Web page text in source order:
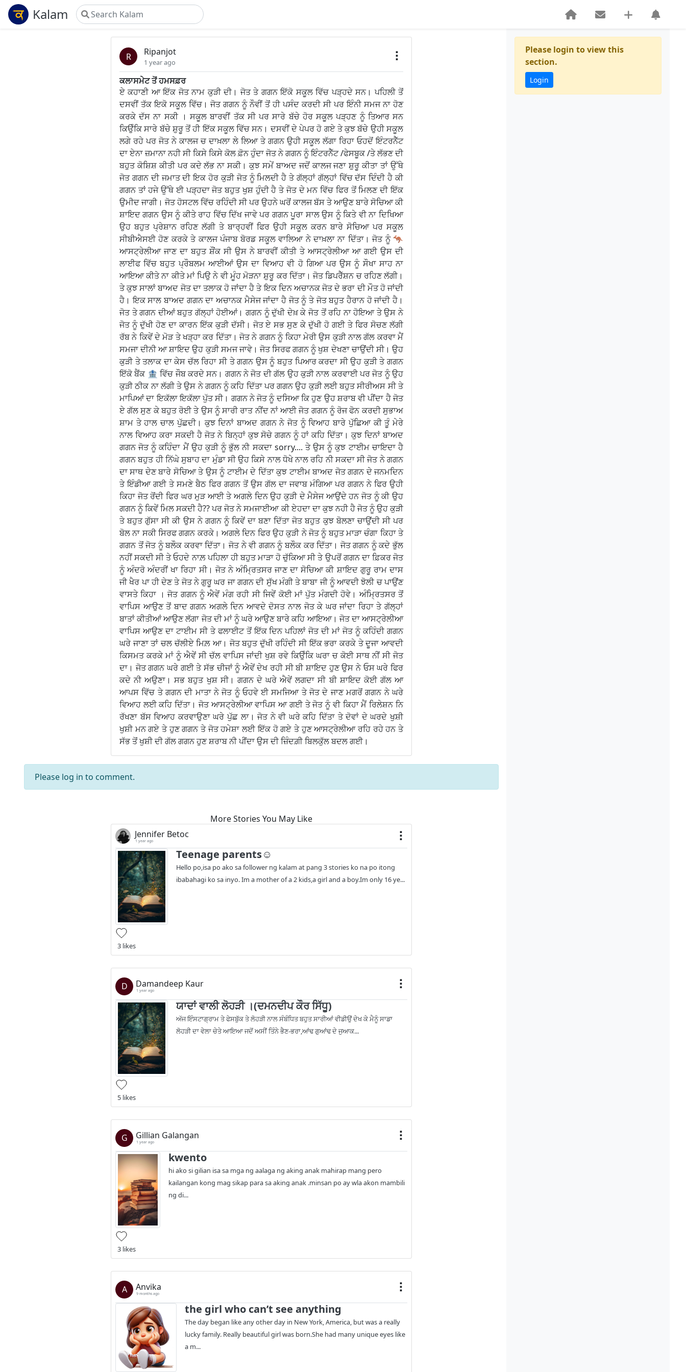
Kalam
R Ripanjot
1 year ago
ਕਲਾਸਮੇਟ ਤੋਂ ਹਮਸਫ਼ਰ
ਏ ਕਹਾਣੀ ਆ ਇੱਕ ਜੋਤ ਨਾਮ ਕੁੜੀ ਦੀ। ਜੋਤ ਤੇ ਗਗਨ ਇੱਕੋ ਸਕੂਲ ਵਿੱਚ ਪੜ੍ਹਦੇ ਸਨ। ਪਹਿਲੀ ਤੋਂ
ਦਸਵੀਂ ਤੱਕ ਇਕੋ ਸਕੂਲ ਵਿੱਚ। ਜੋਤ ਗਗਨ ਨੂੰ ਨੌਵੀਂ ਤੋਂ ਹੀ ਪਸੰਦ ਕਰਦੀ ਸੀ ਪਰ ਇੰਨੀ ਸਮਜ ਨਾ ਹੋਣ
ਕਰਕੇ ਦੱਸ ਨਾ ਸਕੀ । ਸਕੂਲ ਬਾਰਵੀਂ ਤੱਕ ਸੀ ਪਰ ਸਾਰੇ ਬੱਚੇ ਹੋਰ ਸਕੂਲ ਪੜ੍ਹਣ ਨੂੰ ਤਿਆਰ ਸਨ
ਕਿਉੰਕਿ ਸਾਰੇ ਬੱਚੇ ਸ਼ੁਰੂ ਤੋਂ ਹੀ ਇੱਕ ਸਕੂਲ ਵਿੱਚ ਸਨ। ਦਸਵੀਂ ਦੇ ਪੇਪਰ ਹੋ ਗਏ ਤੇ ਕੁਝ ਬੱਚੇ ਉਹੀ ਸਕੂਲ
ਲਗੇ ਰਹੇ ਪਰ ਜੋਤ ਨੇ ਕਾਲਜ ਚ ਦਾਖ਼ਲਾ ਲੇ ਲਿਆ ਤੇ ਗਗਨ ਉਹੀ ਸਕੂਲ ਲੱਗਾ ਰਿਹਾ ਓਹਦੋਂ ਇੰਟਰਨੈੱਟ
ਦਾ ਏਨਾ ਜ਼ਮਾਨਾ ਨਹੀ ਸੀ ਕਿਸੇ ਕਿਸੇ ਕੋਲ ਫ਼ੋਨ ਹੁੰਦਾ ਜੋਤ ਨੇ ਗਗਨ ਨੂੰ ਇੰਟਰਨੈੱਟ /ਫੇਸਬੂਕ /ਤੇ ਲੱਭਣ ਦੀ
ਬਹੁਤ ਕੋਸ਼ਿਸ਼ ਕੀਤੀ ਪਰ ਕਦੇ ਲੱਭ ਨਾ ਸਕੀ। ਕੁਝ ਸਮੇਂ ਬਾਅਦ ਜਦੋਂ ਕਾਲਜ ਜਣਾ ਸ਼ੁਰੂ ਕੀਤਾ ਤਾਂ ਉੱਥੇ
ਜੋਤ ਗਗਨ ਦੀ ਜਮਾਤ ਦੀ ਇਕ ਹੋਰ ਕੁੜੀ ਜੋਤ ਨੂੰ ਮਿਲਦੀ ਹੈ ਤੇ ਗੱਲ੍ਹਾਂ ਗੱਲ੍ਹਾਂ ਵਿੱਚ ਦੱਸ ਦਿੰਦੀ ਹੈ ਕੀ
ਗਗਨ ਤਾਂ ਹਜੇ ਉੱਥੇ ਈ ਪੜ੍ਹਦਾ ਜੋਤ ਬਹੁਤ ਖੁਸ਼ ਹੁੰਦੀ ਹੈ ਤੇ ਜੋਤ ਦੇ ਮਨ ਵਿੱਚ ਫਿਰ ਤੋਂ ਮਿਲਣ ਦੀ ਇੱਕ
ਉਮੀਦ ਜਾਗੀ। ਜੋਤ ਹੋਸਟਲ ਵਿੱਚ ਰਹਿੰਦੀ ਸੀ ਪਰ ਉਹਨੇ ਘਰੋਂ ਕਾਲਜ ਬੱਸ ਤੇ ਆਉਣ ਬਾਰੇ ਸੋਚਿਆ ਕੀ
ਸ਼ਾਇਦ ਗਗਨ ਉਸ ਨੂੰ ਕੀਤੇ ਰਾਹ ਵਿੱਚ ਦਿੱਖ ਜਾਵੇ ਪਰ ਗਗਨ ਪੂਰਾ ਸਾਲ ਉਸ ਨੂੰ ਕਿਤੇ ਵੀ ਨਾ ਦਿਖਿਆ
ਉਹ ਬਹੁਤ ਪ੍ਰੇਸ਼ਾਨ ਰਹਿਣ ਲੱਗੀ ਤੇ ਬਾਰ੍ਹਵੀਂ ਫਿਰ ਉਹੀ ਸਕੂਲ ਕਰਨ ਬਾਰੇ ਸੋਚਿਆ ਪਰ ਸਕੂਲ
ਸੀਬੀਐਸਈ ਹੋਣ ਕਰਕੇ ਤੇ ਕਾਲਜ ਪੰਜਾਬ ਬੋਰਡ ਸਕੂਲ ਵਾਲਿਆ ਨੇ ਦਾਖ਼ਲਾ ਨਾ ਦਿੱਤਾ। ਜੋਤ ਨੂੰ 🦘
ਆਸਟ੍ਰੇਲੀਆ ਜਾਣ ਦਾ ਬਹੁਤ ਸ਼ੌਂਕ ਸੀ ਉਸ ਨੇ ਬਾਰਵੀਂ ਕੀਤੀ ਤੇ ਆਸਟ੍ਰੇਲੀਆ ਆ ਗਈ ਉਸ ਦੀ
ਲਾਈਫ ਵਿੱਚ ਬਹੁਤ ਪ੍ਰੌਬਲਮ ਆਈਆਂ ਉਸ ਦਾ ਵਿਆਹ ਵੀ ਹੋ ਗਿਆ ਪਰ ਉਸ ਨੂੰ ਸੌਖਾ ਸਾਹ ਨਾ
ਆਇਆ ਕੀਤੇ ਨਾ ਕੀਤੇ ਮਾਂ ਪਿਉ ਨੇ ਵੀ ਮੂੰਹ ਮੋੜਨਾ ਸ਼ੁਰੂ ਕਰ ਦਿੱਤਾ। ਜੋਤ ਡਿਪਰੈੱਸ਼ਨ ਚ ਰਹਿਣ ਲੱਗੀ।
ਤੇ ਕੁਝ ਸਾਲਾਂ ਬਾਅਦ ਜੋਤ ਦਾ ਤਲਾਕ ਹੋ ਜਾਂਦਾ ਹੈ ਤੇ ਇਕ ਦਿਨ ਅਚਾਨਕ ਜੋਤ ਦੇ ਭਰਾ ਦੀ ਮੌਤ ਹੋ ਜਾਂਦੀ
ਹੈ। ਇਕ ਸਾਲ ਬਾਅਦ ਗਗਨ ਦਾ ਅਚਾਨਕ ਮੈਸੇਜ ਜਾਂਦਾ ਹੈ ਜੋਤ ਨੂੰ ਤੇ ਜੋਤ ਬਹੁਤ ਹੈਰਾਨ ਹੋ ਜਾਂਦੀ ਹੈ।
ਜੋਤ ਤੇ ਗਗਨ ਦੀਆਂ ਬਹੁਤ ਗੱਲ੍ਹਾਂ ਹੋਈਆਂ। ਗਗਨ ਨੂੰ ਦੁੱਖੀ ਦੇਖ਼ ਕੇ ਜੋਤ ਤੋਂ ਰਹਿ ਨਾ ਹੋਇਆ ਤੇ ਉਸ ਨੇ
ਜੋਤ ਨੂੰ ਦੁੱਖੀ ਹੋਣ ਦਾ ਕਾਰਨ ਇੱਕ ਕੁੜੀ ਦੱਸੀ। ਜੋਤ ਏ ਸਭ ਸੁਣ ਕੇ ਦੁੱਖੀ ਹੋ ਗਈ ਤੇ ਫਿਰ ਸੋਚਣ ਲੱਗੀ
ਰੱਬ ਨੇ ਕਿਵੇਂ ਦੇ ਮੋੜ ਤੇ ਖੜ੍ਹਾ ਕਰ ਦਿੱਤਾ। ਜੋਤ ਨੇ ਗਗਨ ਨੂੰ ਕਿਹਾ ਮੇਰੀ ਉਸ ਕੁੜੀ ਨਾਲ ਗੱਲ ਕਰਵਾ ਮੈਂ
ਸਮਜਾ ਦੀਨੀ ਆ ਸ਼ਾਇਦ ਉਹ ਕੁੜੀ ਸਮਜ ਜਾਵੇ। ਜੋਤ ਸਿਰਫ ਗਗਨ ਨੂੰ ਖੁਸ਼ ਦੇਖਣਾ ਚਾਉਂਦੀ ਸੀ। ਉਹ
ਕੁੜੀ ਤੇ ਤਲਾਕ ਦਾ ਕੇਸ ਚੱਲ ਰਿਹਾ ਸੀ ਤੇ ਗਗਨ ਉਸ ਨੂੰ ਬਹੁਤ ਪਿਆਰ ਕਰਦਾ ਸੀ ਉਹ ਕੁੜੀ ਤੇ ਗਗਨ
ਇੱਕੋ ਬੈਂਕ 🏦 ਵਿੱਚ ਜੌਬ ਕਰਦੇ ਸਨ। ਗਗਨ ਨੇ ਜੋਤ ਦੀ ਗੱਲ ਉਹ ਕੁੜੀ ਨਾਲ ਕਰਵਾਈ ਪਰ ਜੋਤ ਨੂੰ ਉਹ
ਕੁੜੀ ਠੀਕ ਨਾ ਲੱਗੀ ਤੇ ਉਸ ਨੇ ਗਗਨ ਨੂੰ ਕਹਿ ਦਿੱਤਾ ਪਰ ਗਗਨ ਉਹ ਕੁੜੀ ਲਈ ਬਹੁਤ ਸੀਰੀਅਸ ਸੀ ਤੇ
ਮਾਪਿਆਂ ਦਾ ਇਕੱਲਾ ਇਕੱਲਾ ਪੁੱਤ ਸੀ। ਗਗਨ ਨੇ ਜੋਤ ਨੂੰ ਦਸਿਆ ਕਿ ਹੁਣ ਉਹ ਸ਼ਰਾਬ ਵੀ ਪੀਂਦਾ ਹੈ ਜੋਤ
ਏ ਗੱਲ ਸੁਣ ਕੇ ਬਹੁਤ ਰੋਈ ਤੇ ਉਸ ਨੂੰ ਸਾਰੀ ਰਾਤ ਨੀਂਦ ਨਾਂ ਆਈ ਜੋਤ ਗਗਨ ਨੂੰ ਰੋਜ ਫੋਨ ਕਰਦੀ ਸੁਭਾਅ
ਸ਼ਾਮ ਤੇ ਹਾਲ ਚਾਲ ਪੁੱਛਦੀ। ਕੁਝ ਦਿਨਾਂ ਬਾਅਦ ਗਗਨ ਨੇ ਜੋਤ ਨੂੰ ਵਿਆਹ ਬਾਰੇ ਪੁੱਛਿਆ ਕੀ ਤੂੰ ਮੇਰੇ
ਨਾਲ ਵਿਆਹ ਕਰਾ ਸਕਦੀ ਹੈ ਜੋਤ ਨੇ ਬਿਨ੍ਹਾਂ ਕੁਝ ਸੋਚੇ ਗਗਨ ਨੂੰ ਹਾਂ ਕਹਿ ਦਿੱਤਾ। ਕੁਝ ਦਿਨਾਂ ਬਾਅਦ
ਗਗਨ ਜੋਤ ਨੂੰ ਕਹਿੰਦਾ ਮੈਂ ਉਹ ਕੁੜੀ ਨੂੰ ਭੁੱਲ ਨੀ ਸਕਦਾ sorry.... ਤੇ ਉਸ ਨੂੰ ਕੁਝ ਟਾਈਮ ਚਾਇਦਾ ਹੈ
ਗਗਨ ਬਹੁਤ ਹੀ ਨਿੱਘੇ ਸੁਬਾਹ ਦਾ ਮੁੰਡਾ ਸੀ ਉਹ ਕਿਸੇ ਨਾਲ ਧੋਖੇ ਨਾਲ ਰਹਿ ਨੀ ਸਕਦਾ ਸੀ ਜੋਤ ਨੇ ਗਗਨ
ਦਾ ਸਾਥ ਦੇਣ ਬਾਰੇ ਸੋਚਿਆ ਤੇ ਉਸ ਨੂੰ ਟਾਈਮ ਦੇ ਦਿੱਤਾ ਕੁਝ ਟਾਈਮ ਬਾਅਦ ਜੋਤ ਗਗਨ ਦੇ ਜਨਮਦਿਨ
ਤੇ ਇੰਡੀਆ ਗਈ ਤੇ ਸਮਣੇ ਬੈਠ ਫਿਰ ਗਗਨ ਤੋਂ ਉਸ ਗੱਲ ਦਾ ਜਵਾਬ ਮੰਗਿਆ ਪਰ ਗਗਨ ਨੇ ਫਿਰ ਉਹੀ
ਕਿਹਾ ਜੋਤ ਰੋਂਦੀ ਫਿਰ ਘਰ ਮੁੜ ਆਈ ਤੇ ਅਗਲੇ ਦਿਨ ਉਹ ਕੁੜੀ ਦੇ ਮੈਸੇਜ ਆਉਂਦੇ ਹਨ ਜੋਤ ਨੂੰ ਕੀ ਉਹ
ਗਗਨ ਨੂੰ ਕਿਵੇਂ ਮਿਲ ਸਕਦੀ ਹੈ?? ਪਰ ਜੋਤ ਨੇ ਸਮਜਾਈਆ ਕੀ ਏਹਦਾ ਦਾ ਕੁਝ ਨਹੀ ਹੈ ਜੋਤ ਨੂੰ ਉਹ ਕੁੜੀ
ਤੇ ਬਹੁਤ ਗੁੱਸਾ ਸੀ ਕੀ ਉਸ ਨੇ ਗਗਨ ਨੂੰ ਕਿਵੇਂ ਦਾ ਬਣਾ ਦਿੱਤਾ ਜੋਤ ਬਹੁਤ ਕੁਝ ਬੋਲਣਾ ਚਾਉਂਦੀ ਸੀ ਪਰ
ਬੋਲ ਨਾ ਸਕੀ ਸਿਰਫ ਗਗਨ ਕਰਕੇ। ਅਗਲੇ ਦਿਨ ਫਿਰ ਉਹ ਕੁੜੀ ਨੇ ਜੋਤ ਨੂੰ ਬਹੁਤ ਮਾੜਾ ਚੰਗਾ ਕਿਹਾ ਤੇ
ਗਗਨ ਤੋਂ ਜੋਤ ਨੂੰ ਬਲੌਕ ਕਰਵਾ ਦਿੱਤਾ। ਜੋਤ ਨੇ ਵੀ ਗਗਨ ਨੂੰ ਬਲੌਕ ਕਰ ਦਿੱਤਾ। ਜੋਤ ਗਗਨ ਨੂੰ ਕਦੇ ਭੁੱਲ
ਨਹੀਂ ਸਕਦੀ ਸੀ ਤੇ ਓਹਦੇ ਨਾਲ਼ ਪਹਿਲਾ ਹੀ ਬਹੁਤ ਮਾੜਾ ਹੋ ਚੁੱਕਿਆ ਸੀ ਤੇ ਉਪਰੋਂ ਗਗਨ ਦਾ ਫ਼ਿਕਰ ਜੋਤ
ਨੂੰ ਅੰਦਰੋ ਅੰਦਰੀਂ ਖਾ ਰਿਹਾ ਸੀ। ਜੋਤ ਨੇ ਅੰਮ੍ਰਿਤਸਰ ਜਾਣ ਦਾ ਸੋਚਿਆ ਕੀ ਸ਼ਾਇਦ ਗੁਰੂ ਰਾਮ ਦਾਸ
ਜੀ ਖੈਰ ਪਾ ਹੀ ਦੇਣ ਤੇ ਜੋਤ ਨੇ ਗੁਰੂ ਘਰ ਜਾ ਗਗਨ ਦੀ ਸੁੱਖ ਮੰਗੀ ਤੇ ਬਾਬਾ ਜੀ ਨੂੰ ਆਵਦੀ ਝੋਲੀ ਚ ਪਾਉਂਣ
ਵਾਸਤੇ ਕਿਹਾ । ਜੋਤ ਗਗਨ ਨੂੰ ਐਵੇਂ ਮੰਗ ਰਹੀ ਸੀ ਜਿਵੇਂ ਕੋਈ ਮਾਂ ਪੁੱਤ ਮੰਗਦੀ ਹੋਵੇ। ਅੰਮ੍ਰਿਤਸਰ ਤੋਂ
ਵਾਪਿਸ ਆਉਣ ਤੋਂ ਬਾਦ ਗਗਨ ਅਗਲੇ ਦਿਨ ਆਵਦੇ ਦੋਸਤ ਨਾਲ ਜੋਤ ਕੇ ਘਰ ਜਾਂਦਾ ਰਿਹਾ ਤੇ ਗੱਲ੍ਹਾਂ
ਬਾਤਾਂ ਕੀਤੀਆਂ ਆਉਣ ਲੱਗਾ ਜੋਤ ਦੀ ਮਾਂ ਨੂੰ ਘਰੇ ਆਉਣ ਬਾਰੇ ਕਹਿ ਆਇਆ। ਜੋਤ ਦਾ ਆਸਟ੍ਰੇਲੀਆ
ਵਾਪਿਸ ਆਉਣ ਦਾ ਟਾਈਮ ਸੀ ਤੇ ਫਲਾਈਟ ਤੋਂ ਇੱਕ ਦਿਨ ਪਹਿਲਾਂ ਜੋਤ ਦੀ ਮਾਂ ਜੋਤ ਨੂੰ ਕਹਿੰਦੀ ਗਗਨ
ਘਰੇ ਜਾਣਾ ਤਾਂ ਚਲ ਚੱਲੀਏ ਮਿਲ਼ ਆ। ਜੋਤ ਬਹੁਤ ਦੁੱਖੀ ਰਹਿੰਦੀ ਸੀ ਇੱਕ ਭਰਾ ਕਰਕੇ ਤੇ ਦੂਜਾ ਆਵਦੀ
ਕਿਸਮਤ ਕਰਕੇ ਮਾਂ ਨੂੰ ਐਵੇਂ ਸੀ ਚੱਲ ਵਾਪਿਸ ਜਾਂਦੀ ਖੁਸ਼ ਰਵੇ ਕਿਉੰਕਿ ਘਰਾ ਚ ਕੋਈ ਸਾਥ ਨੀਂ ਸੀ ਜੋਤ
ਦਾ। ਜੋਤ ਗਗਨ ਘਰੇ ਗਈ ਤੇ ਸੱਭ ਚੀਜਾਂ ਨੂੰ ਐਵੇਂ ਦੇਖ ਰਹੀ ਸੀ ਬੀ ਸ਼ਾਇਦ ਹੁਣ ਉਸ ਨੇ ਓਸ ਘਰੇ ਫਿਰ
ਕਦੇ ਨੀ ਅਉਣਾ। ਸਭ ਬਹੁਤ ਖੁਸ਼ ਸੀ। ਗਗਨ ਦੇ ਘਰੇ ਐਵੇਂ ਲਗਦਾ ਸੀ ਬੀ ਸ਼ਾਇਦ ਕੋਈ ਗੱਲ ਆ
ਆਪਸ ਵਿੱਚ ਤੇ ਗਗਨ ਦੀ ਮਾਤਾ ਨੇ ਜੋਤ ਨੂੰ ਓਹਵੇ ਈ ਸਮਜਿਆ ਤੇ ਜੋਤ ਦੇ ਜਾਣ ਮਗਰੋਂ ਗਗਨ ਨੇ ਘਰੇ
ਵਿਆਹ ਲਈ ਕਹਿ ਦਿੱਤਾ। ਜੋਤ ਆਸਟ੍ਰੇਲੀਆ ਵਾਪਿਸ ਆ ਗਈ ਤੇ ਜੋਤ ਨੂੰ ਵੀ ਕਿਹਾ ਮੈਂ ਰਿਲੇਸ਼ਨ ਨਿ
ਰੱਖਣਾ ਬੱਸ ਵਿਆਹ ਕਰਵਾਉਣਾ ਘਰੇ ਪੁੱਛ ਲਾ। ਜੋਤ ਨੇ ਵੀ ਘਰੇ ਕਹਿ ਦਿੱਤਾ ਤੇ ਦੋਵਾਂ ਦੇ ਘਰਦੇ ਖੁਸ਼ੀ
ਖੁਸ਼ੀ ਮਨ ਗਏ ਤੇ ਹੁਣ ਗਗਨ ਤੇ ਜੋਤ ਹਮੇਸ਼ਾ ਲਈ ਇੱਕ ਹੋ ਗਏ ਤੇ ਹੁਣ ਆਸਟ੍ਰੇਲੀਆ ਰਹਿ ਰਹੇ ਹਨ ਤੇ
ਸੱਭ ਤੋਂ ਖੁਸ਼ੀ ਦੀ ਗੱਲ ਗਗਨ ਹੁਣ ਸ਼ਰਾਬ ਨੀ ਪੀਂਦਾ ਉਸ ਦੀ ਜ਼ਿੰਦਗ਼ੀ ਬਿਲਕੁੱਲ ਬਦਲ ਗਈ।
Please log in to comment.
More Stories You May Like
Jennifer Betoc
1 year ago
Teenage parents☺️
Hello po,isa po ako sa follower ng kalam at pang 3 stories ko na po itong
ibabahagi ko sa inyo. Im a mother of a 2 kids,a girl and a boy.Im only 16 ye...
3 likes
D Damandeep Kaur
1 year ago
ਯਾਦਾਂ ਵਾਲੀ ਲੋਹੜੀ ।(ਦਮਨਦੀਪ ਕੌਰ ਸਿੱਧੂ)
ਅੱਜ ਇੰਸਟਾਗ੍ਰਾਮ ਤੇ ਫੇਸਬੁੱਕ ਤੇ ਲੋਹੜੀ ਨਾਲ ਸੰਬੰਧਿਤ ਬਹੁਤ ਸਾਰੀਆਂ ਵੀਡੀਉਂ ਦੇਖ ਕੇ ਮੈਨੂੰ ਸਾਡਾ
ਲੋਹੜੀ ਦਾ ਵੇਲਾ ਚੇਤੇ ਆਇਆ ਜਦੋਂ ਅਸੀਂ ਤਿੰਨੇ ਭੈਣ-ਭਰਾ,ਆਂਢ ਗੁਆਂਢ ਦੇ ਜੁਆਕ...
5 likes
G Gillian Galangan
1 year ago
kwento
hi ako si gilian isa sa mga ng aalaga ng aking anak mahirap mang pero
kailangan kong mag sikap para sa aking anak .minsan po ay wla akon mambili
ng di...
3 likes
A Anvika
9 months ago
the girl who can’t see anything
The day began like any other day in New York, America, but was a really
lucky family. Really beautiful girl was born.She had many unique eyes like
a m...
Please login to view this
section.
Login